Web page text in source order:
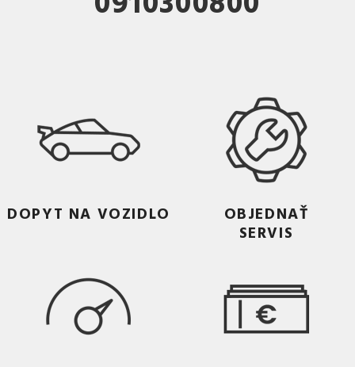
DOPYT NA VOZIDLO
OBJEDNAŤ
SERVIS